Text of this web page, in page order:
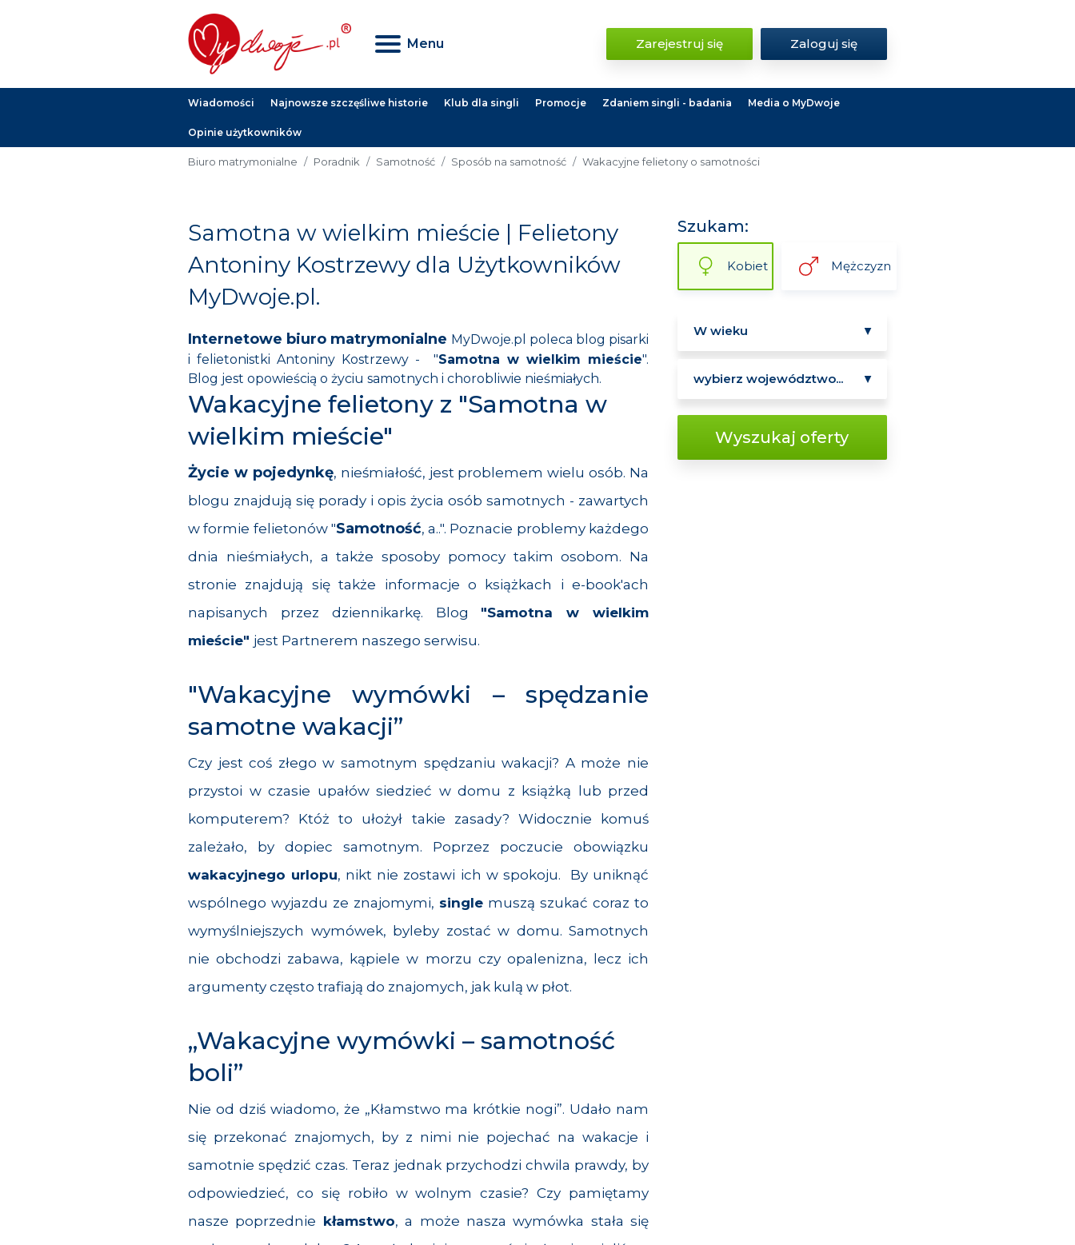
Menu Zarejestruj się Zaloguj się
Wiadomości Najnowsze szczęśliwe historie Klub dla singli Promocje Zdaniem singli - badania Media o MyDwoje
Opinie użytkowników
Biuro matrymonialne Poradnik Samotność Sposób na samotność Wakacyjne felietony o samotności
Szukam:
Kobiet Mężczyzn
Wyszukaj oferty
Samotna w wielkim mieście | Felietony
Antoniny Kostrzewy dla Użytkowników
MyDwoje.pl.
Internetowe biuro matrymonialne MyDwoje.pl poleca blog pisarki
i felietonistki Antoniny Kostrzewy - "Samotna w wielkim mieście".
Blog jest opowieścią o życiu samotnych i chorobliwie nieśmiałych.
Wakacyjne felietony z "Samotna w
wielkim mieście"
Życie w pojedynkę, nieśmiałość, jest problemem wielu osób. Na
blogu znajdują się porady i opis życia osób samotnych - zawartych
w formie felietonów "Samotność, a..". Poznacie problemy każdego
dnia nieśmiałych, a także sposoby pomocy takim osobom. Na
stronie znajdują się także informacje o książkach i e-book'ach
napisanych przez dziennikarkę. Blog "Samotna w wielkim
mieście" jest Partnerem naszego serwisu.
"Wakacyjne wymówki – spędzanie
samotne wakacji”
Czy jest coś złego w samotnym spędzaniu wakacji? A może nie
przystoi w czasie upałów siedzieć w domu z książką lub przed
komputerem? Któż to ułożył takie zasady? Widocznie komuś
zależało, by dopiec samotnym. Poprzez poczucie obowiązku
wakacyjnego urlopu, nikt nie zostawi ich w spokoju. By uniknąć
wspólnego wyjazdu ze znajomymi, single muszą szukać coraz to
wymyślniejszych wymówek, byleby zostać w domu. Samotnych
nie obchodzi zabawa, kąpiele w morzu czy opalenizna, lecz ich
argumenty często trafiają do znajomych, jak kulą w płot.
„Wakacyjne wymówki – samotność
boli”
Nie od dziś wiadomo, że „Kłamstwo ma krótkie nogi”. Udało nam
się przekonać znajomych, by z nimi nie pojechać na wakacje i
samotnie spędzić czas. Teraz jednak przychodzi chwila prawdy, by
odpowiedzieć, co się robiło w wolnym czasie? Czy pamiętamy
nasze poprzednie kłamstwo, a może nasza wymówka stała się